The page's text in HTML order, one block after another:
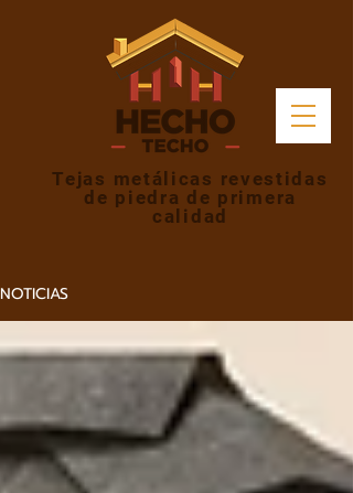
Tejas metálicas revestidas
de piedra de primera
calidad
NOTICIAS